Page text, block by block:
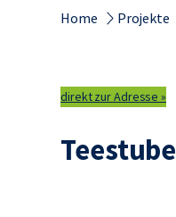
Home Projekte
direkt zur Adresse »
Teestube